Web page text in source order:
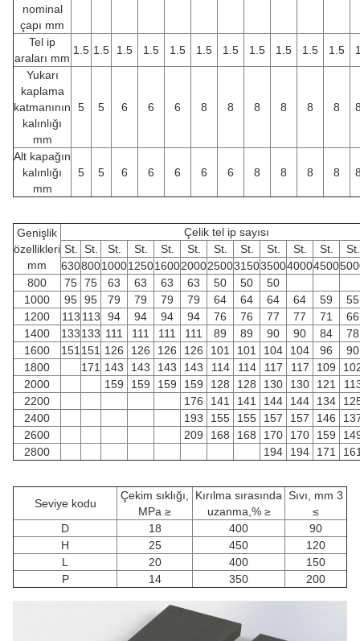
nominal
çapı mm
Tel ip
araları mm
1.5 1.5 1.5 1.5 1.5 1.5 1.5 1.5 1.5 1.5 1.5
Yukarı
kaplama
katmanının
kalınlığı
mm
5 5 6 6 6 8 8 8 8 8 8
Alt kapağın
kalınlığı
mm
5 5 6 6 6 6 6 8 8 8 8
Genişlik
özellikleri
mm
Çelik tel ip sayısı
St.
St. St. St. St. St. St. St. St. St. St.
St.
630800100012501600200025003150350040004500
800
75 75 63 63 63 63 50 50
50
1000
95 95 79 79 79 79 64 64 64 64 59
55
1200
113 113 94 94 94 94 76 76 77 77 71
66
1400
133133 111 111 111 111 89 89 90 90 84
78
1600
151 151 126 126 126 126 101 101 104 104 96
90
1800
171 143 143 143 143 114 114 117 117 109
2000
159 159 159 159 128 128 130 130 121
2200
176 141 141 144 144 134
2400
193 155 155 157 157 146
2600
209 168 168 170 170 159
2800
194 194 171
Seviye kodu
Çekim sıklığı,
MPa ≥
Kırılma sırasında
uzanma,% ≥
Sıvı, mm 3
≤
D
18 400
90
H
25 450
120
L
20 400
150
P
14 350 200